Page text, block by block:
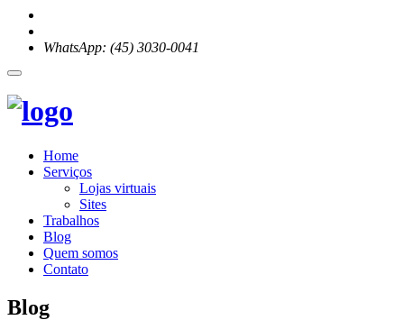
WhatsApp: (45) 3030-0041
Home
Serviços
Lojas virtuais
Sites
Trabalhos
Blog
Quem somos
Contato
Blog